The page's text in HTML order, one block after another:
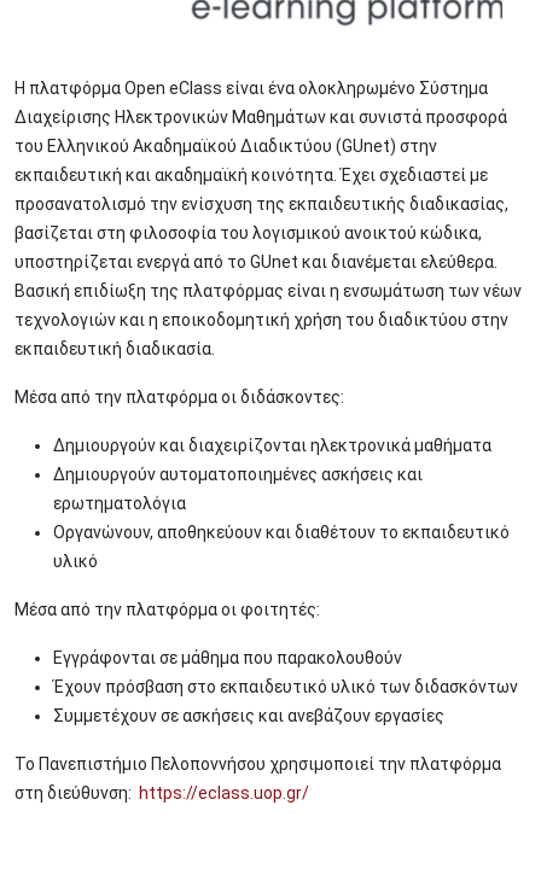
Η πλατφόρμα Open eClass είναι ένα ολοκληρωμένο Σύστημα
Διαχείρισης Ηλεκτρονικών Μαθημάτων και συνιστά προσφορά
του Ελληνικού Ακαδημαϊκού Διαδικτύου (GUnet) στην
εκπαιδευτική και ακαδημαϊκή κοινότητα. Έχει σχεδιαστεί με
προσανατολισμό την ενίσχυση της εκπαιδευτικής διαδικασίας,
βασίζεται στη φιλοσοφία του λογισμικού ανοικτού κώδικα,
υποστηρίζεται ενεργά από το GUnet και διανέμεται ελεύθερα.
Βασική επιδίωξη της πλατφόρμας είναι η ενσωμάτωση των νέων
τεχνολογιών και η εποικοδομητική χρήση του διαδικτύου στην
εκπαιδευτική διαδικασία.
Μέσα από την πλατφόρμα οι διδάσκοντες:
Δημιουργούν και διαχειρίζονται ηλεκτρονικά μαθήματα
Δημιουργούν αυτοματοποιημένες ασκήσεις και
ερωτηματολόγια
Οργανώνουν, αποθηκεύουν και διαθέτουν το εκπαιδευτικό
υλικό
Μέσα από την πλατφόρμα οι φοιτητές:
Εγγράφονται σε μάθημα που παρακολουθούν
Έχουν πρόσβαση στο εκπαιδευτικό υλικό των διδασκόντων
Συμμετέχουν σε ασκήσεις και ανεβάζουν εργασίες
Το Πανεπιστήμιο Πελοποννήσου χρησιμοποιεί την πλατφόρμα
στη διεύθυνση: https://eclass.uop.gr/